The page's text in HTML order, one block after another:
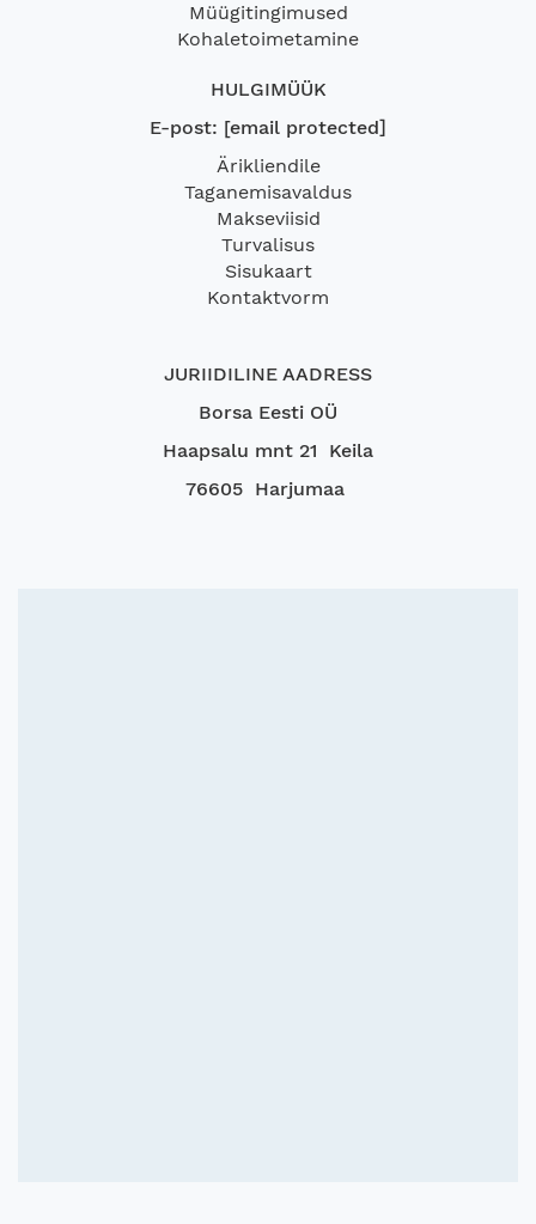
Müügitingimused
Kohaletoimetamine
HULGIMÜÜK
E-post: [email protected]
Ärikliendile
Taganemisavaldus
Makseviisid
Turvalisus
Sisukaart
Kontaktvorm
JURIIDILINE AADRESS
Borsa Eesti OÜ
Haapsalu mnt 21 Keila
76605 Harjumaa